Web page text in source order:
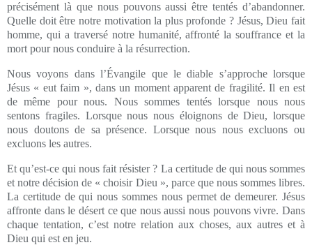
précisément là que nous pouvons aussi être tentés d’abandonner.
Quelle doit être notre motivation la plus profonde ? Jésus, Dieu fait
homme, qui a traversé notre humanité, affronté la souffrance et la
mort pour nous conduire à la résurrection.
Nous voyons dans l’Évangile que le diable s’approche lorsque
Jésus « eut faim », dans un moment apparent de fragilité. Il en est
de même pour nous. Nous sommes tentés lorsque nous nous
sentons fragiles. Lorsque nous nous éloignons de Dieu, lorsque
nous doutons de sa présence. Lorsque nous nous excluons ou
excluons les autres.
Et qu’est-ce qui nous fait résister ? La certitude de qui nous sommes
et notre décision de « choisir Dieu », parce que nous sommes libres.
La certitude de qui nous sommes nous permet de demeurer. Jésus
affronte dans le désert ce que nous aussi nous pouvons vivre. Dans
chaque tentation, c’est notre relation aux choses, aux autres et à
Dieu qui est en jeu.